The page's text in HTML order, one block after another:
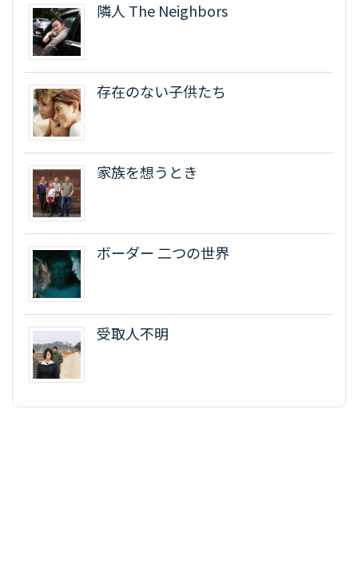
隣人 The Neighbors
存在のない子供たち
家族を想うとき
ボーダー 二つの世界
受取人不明